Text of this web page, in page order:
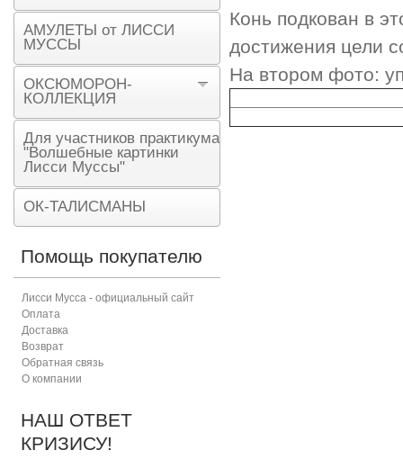
Конь подкован в
достижения цели
На втором фото:
АМУЛЕТЫ от ЛИССИ
МУССЫ
ОКСЮМОРОН-
КОЛЛЕКЦИЯ
Для участников практикума
"Волшебные картинки
Лисси Муссы"
ОК-ТАЛИСМАНЫ
Помощь покупателю
Лисси Мусса - официальный сайт
Оплата
Доставка
Возврат
Обратная связь
О компании
НАШ ОТВЕТ
КРИЗИСУ!